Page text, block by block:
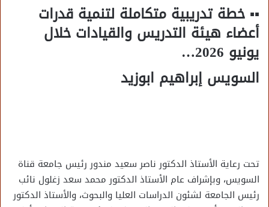
▪︎▪︎ خطة تدريبية متكاملة لتنمية قدرات
أعضاء هيئة التدريس والقيادات خلال
يونيو 2026…
السويس إبراهيم ابوزيد
تحت رعاية الأستاذ الدكتور ناصر سعيد مندور رئيس جامعة قناة
السويس، وبإشراف عام الأستاذ الدكتور محمد سعد زغلول نائب
رئيس الجامعة لشئون الدراسات العليا والبحوث، والأستاذ الدكتور